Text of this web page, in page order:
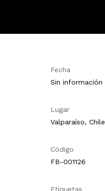
Fecha
Sin información
Lugar
Valparaíso, Chile
Código
FB-001126
Etiquetas